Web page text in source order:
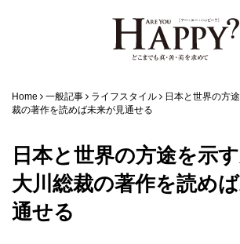
Home 一般記事 ライフスタイル
日本と世界の方
裁の著作を読めば未来が見通せる
日本と世界の方途を示
大川総裁の著作を読め
通せる